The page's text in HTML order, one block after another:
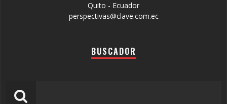
Quito - Ecuador
perspectivas@clave.com.ec
BUSCADOR